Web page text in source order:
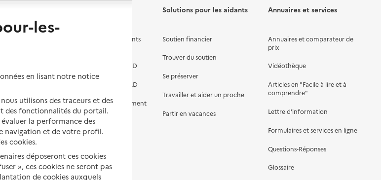
poser
logement
Les différents établissements
Préparer l'entrée en EHPAD
Aides financières en EHPAD
Prévention, accompagnement
et soins
Comprendre les prix en
Droits en EHPAD
Fin de vie en EHPAD
Solutions pour les aidants
Soutien financier
Trouver du soutien
Se préserver
Travailler et aider un proche
Partir en vacances
Annuaires et services
Annuaires et comparateur de
prix
Vidéothèque
Articles en "Facile à lire et à
comprendre"
Lettre d'information
Formulaires et services en ligne
Questions-Réponses
Glossaire
les-
en lisant notre notice
utilisons des traceurs et des
des fonctionnalités du portail.
la performance des
navigation et de votre profil.
cookies.
déposeront ces cookies
», ces cookies ne seront pas
de cookies auxquels